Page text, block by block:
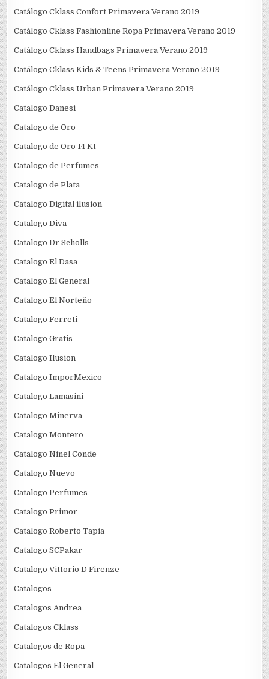
Catálogo Cklass Confort Primavera Verano 2019
Catálogo Cklass Fashionline Ropa Primavera Verano 2019
Catálogo Cklass Handbags Primavera Verano 2019
Catálogo Cklass Kids & Teens Primavera Verano 2019
Catálogo Cklass Urban Primavera Verano 2019
Catalogo Danesi
Catalogo de Oro
Catalogo de Oro 14 Kt
Catalogo de Perfumes
Catalogo de Plata
Catalogo Digital ilusion
Catalogo Diva
Catalogo Dr Scholls
Catalogo El Dasa
Catalogo El General
Catalogo El Norteño
Catalogo Ferreti
Catalogo Gratis
Catalogo Ilusion
Catalogo ImporMexico
Catalogo Lamasini
Catalogo Minerva
Catalogo Montero
Catalogo Ninel Conde
Catalogo Nuevo
Catalogo Perfumes
Catalogo Primor
Catalogo Roberto Tapia
Catalogo SCPakar
Catalogo Vittorio D Firenze
Catalogos
Catalogos Andrea
Catalogos Cklass
Catalogos de Ropa
Catalogos El General